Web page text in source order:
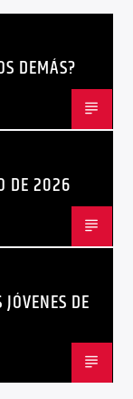
DEMÁS?
DE 2026
DE